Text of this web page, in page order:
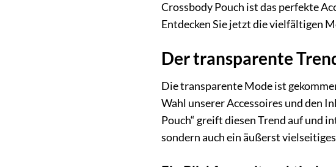
Crossbody Pouch ist das perfekte
Entdecken Sie jetzt die vielfältigen
Der transparente
Die transparente Mode ist
Wahl unserer Accessoires und den
Pouch“ greift diesen Trend auf und
sondern auch ein äußerst